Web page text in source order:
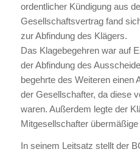
ordentlicher Kündigung aus
Gesellschaftsvertrag fand
zur Abfindung des Klägers.
Das Klagebegehren war auf
der Abfindung des
begehrte des Weiteren einen
der Gesellschafter, da diese
waren. Außerdem legte der
Mitgesellschafter
In seinem Leitsatz stellt der